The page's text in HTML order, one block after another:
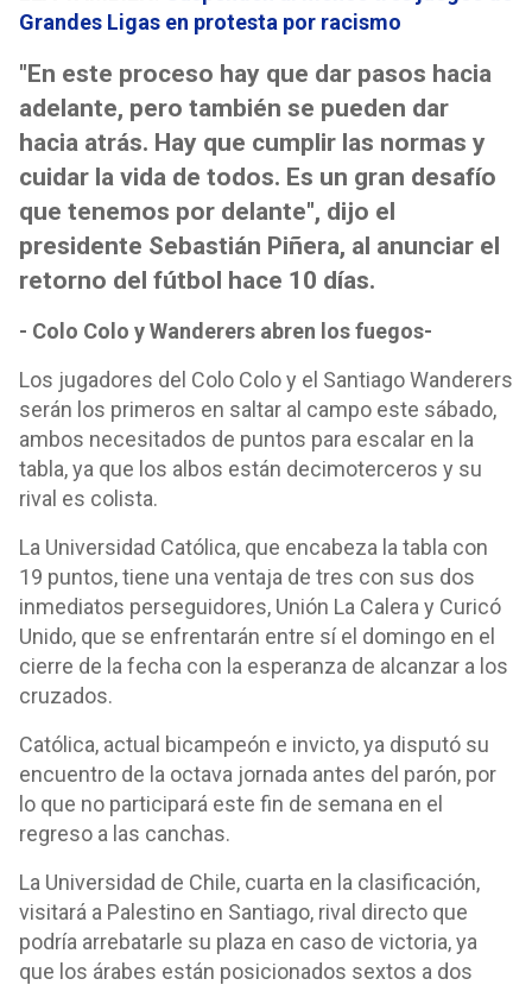
Grandes Ligas en protesta por racismo
"En este proceso hay que dar pasos hacia
adelante, pero también se pueden dar
hacia atrás. Hay que cumplir las normas y
cuidar la vida de todos. Es un gran desafío
que tenemos por delante", dijo el
presidente Sebastián Piñera, al anunciar el
retorno del fútbol hace 10 días.
- Colo Colo y Wanderers abren los fuegos-
Los jugadores del Colo Colo y el Santiago Wanderers
serán los primeros en saltar al campo este sábado,
ambos necesitados de puntos para escalar en la
tabla, ya que los albos están decimoterceros y su
rival es colista.
La Universidad Católica, que encabeza la tabla con
19 puntos, tiene una ventaja de tres con sus dos
inmediatos perseguidores, Unión La Calera y Curicó
Unido, que se enfrentarán entre sí el domingo en el
cierre de la fecha con la esperanza de alcanzar a los
cruzados.
Católica, actual bicampeón e invicto, ya disputó su
encuentro de la octava jornada antes del parón, por
lo que no participará este fin de semana en el
regreso a las canchas.
La Universidad de Chile, cuarta en la clasificación,
visitará a Palestino en Santiago, rival directo que
podría arrebatarle su plaza en caso de victoria, ya
que los árabes están posicionados sextos a dos